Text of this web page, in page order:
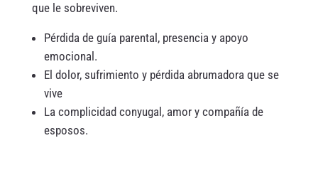
que le sobreviven.
Pérdida de guía parental, presencia y apoyo
emocional.
El dolor, sufrimiento y pérdida abrumadora que se
vive
La complicidad conyugal, amor y compañía de
esposos.